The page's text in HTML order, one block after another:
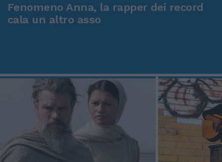
Fenomeno Anna, la rapper dei record
cala un altro asso